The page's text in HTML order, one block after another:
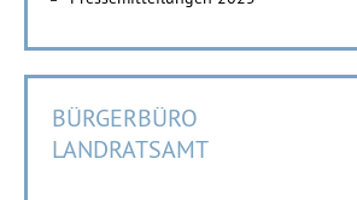
BÜRGERBÜRO
LANDRATSAMT